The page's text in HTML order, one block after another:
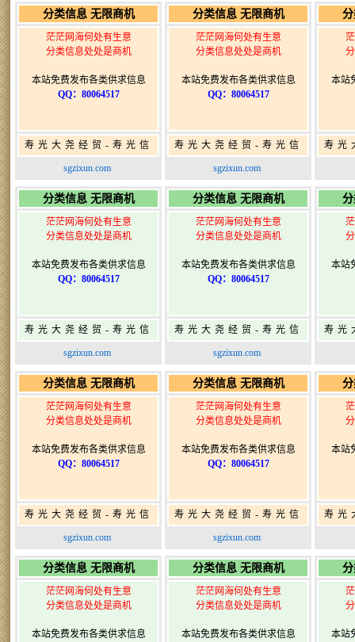
分类信息 无限商机
茫茫网海何处有生意
分类信息处处是商机
本站免费发布各类供求信息
QQ：80064517
寿光大尧经贸-寿光信
息网-免费信息发布网-
sgzixun.com
分类信息 无限商机
茫茫网海何处有生意
分类信息处处是商机
本站免费发布各类供求信息
QQ：80064517
寿光大尧经贸-寿光信
息网-免费信息发布网-
sgzixun.com
本站
寿光
分类信息 无限商机
茫茫网海何处有生意
分类信息处处是商机
本站免费发布各类供求信息
QQ：80064517
寿光大尧经贸-寿光信
息网-免费信息发布网-
sgzixun.com
分类信息 无限商机
茫茫网海何处有生意
分类信息处处是商机
本站免费发布各类供求信息
QQ：80064517
寿光大尧经贸-寿光信
息网-免费信息发布网-
sgzixun.com
本站
寿光
分类信息 无限商机
茫茫网海何处有生意
分类信息处处是商机
本站免费发布各类供求信息
QQ：80064517
寿光大尧经贸-寿光信
息网-免费信息发布网-
sgzixun.com
分类信息 无限商机
茫茫网海何处有生意
分类信息处处是商机
本站免费发布各类供求信息
QQ：80064517
寿光大尧经贸-寿光信
息网-免费信息发布网-
sgzixun.com
本站
寿光
分类信息 无限商机
茫茫网海何处有生意
分类信息处处是商机
本站免费发布各类供求信息
分类信息 无限商机
茫茫网海何处有生意
分类信息处处是商机
本站免费发布各类供求信息
本站